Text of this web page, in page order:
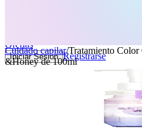
Ofertas
Iniciar Sesion Registrarse
Cuidado capilar/Tratamiento
&Honey de 100ml